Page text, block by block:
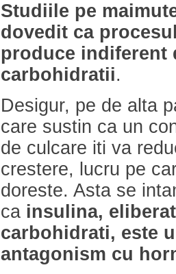
Studiile pe
dovedit ca
produce indiferent
carbohidratii.
Desigur, pe de alta
care sustin ca un
de culcare iti va
crestere, lucru pe
doreste. Asta se
cainsulina,
carbohidrati, este
antagonism cu